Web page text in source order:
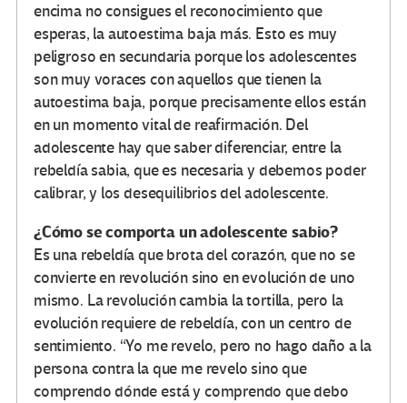
encima no consigues el reconocimiento que
esperas, la autoestima baja más. Esto es muy
peligroso en secundaria porque los adolescentes
son muy voraces con aquellos que tienen la
autoestima baja, porque precisamente ellos están
en un momento vital de reafirmación. Del
adolescente hay que saber diferenciar, entre la
rebeldía sabia, que es necesaria y debemos poder
calibrar, y los desequilibrios del adolescente.
¿Cómo se comporta un adolescente sabio?
Es una rebeldía que brota del corazón, que no se
convierte en revolución sino en evolución de uno
mismo. La revolución cambia la tortilla, pero la
evolución requiere de rebeldía, con un centro de
sentimiento. “Yo me revelo, pero no hago daño a la
persona contra la que me revelo sino que
comprendo dónde está y comprendo que debo